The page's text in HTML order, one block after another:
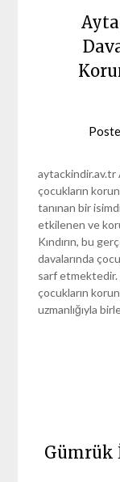
aytackindir.av.tr
çocukların
tanınan bir
etkilenen ve
Kındırın, bu
davalarında
sarf etmektedir.
çocukların
uzmanlığıyla
Gümrük